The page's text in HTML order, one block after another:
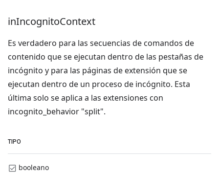
inIncognitoContext
Es verdadero para las secuencias de comandos de
contenido que se ejecutan dentro de las pestañas de
incógnito y para las páginas de extensión que se
ejecutan dentro de un proceso de incógnito. Esta
última solo se aplica a las extensiones con
incognito_behavior "split".
TIPO
booleano